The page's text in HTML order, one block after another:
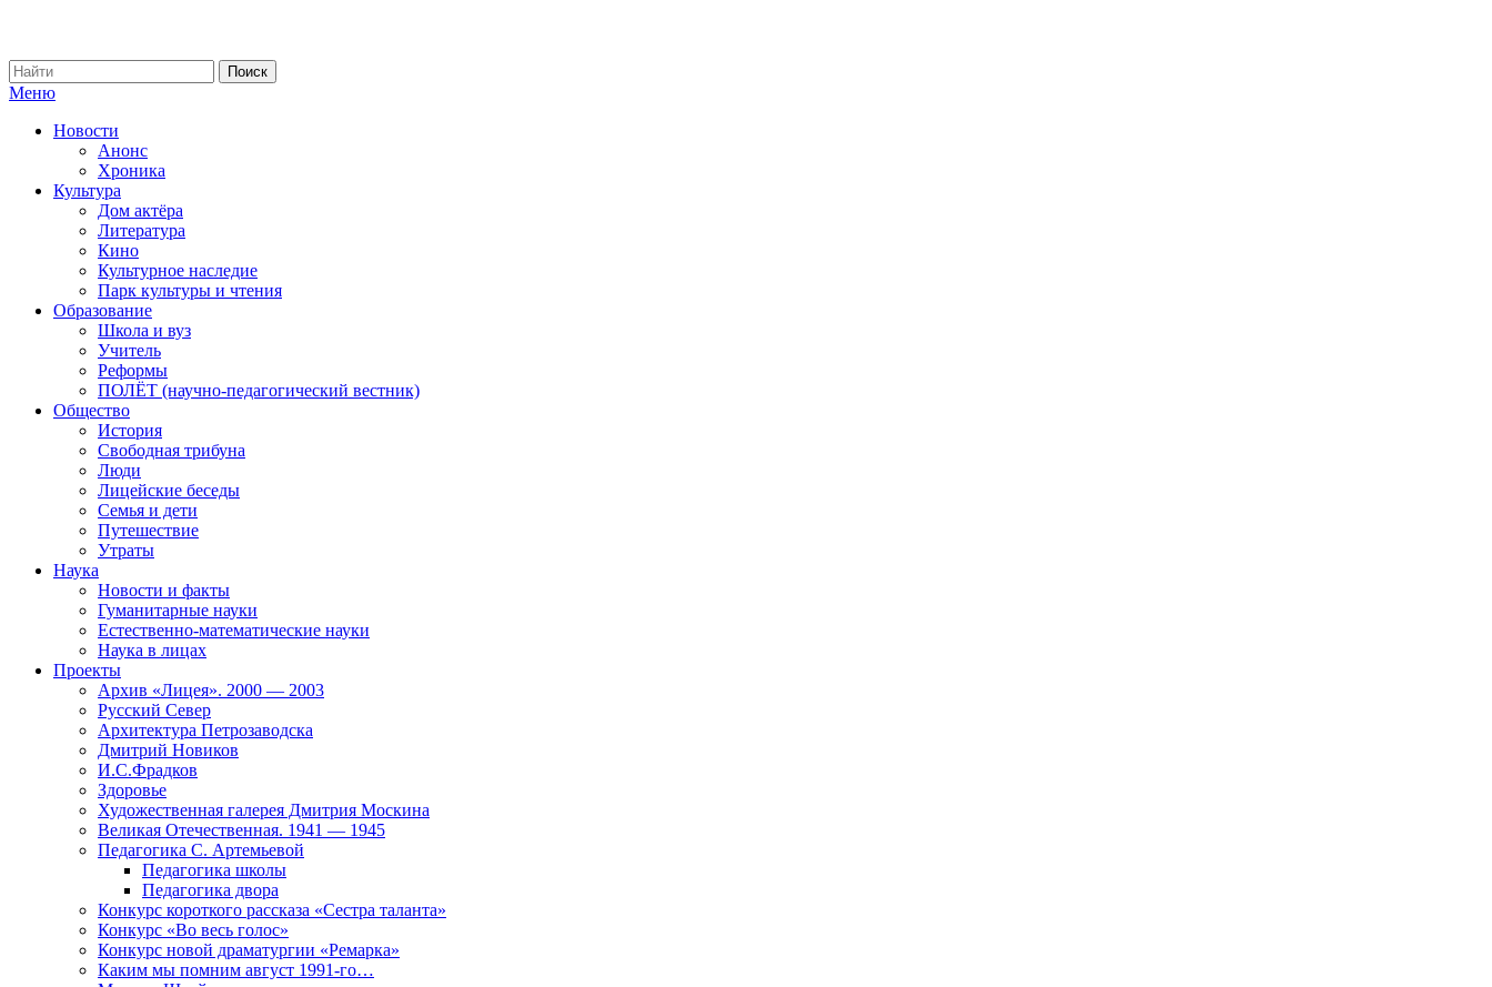
Меню
Новости
Анонс
Хроника
Культура
Дом актёра
Литература
Кино
Культурное наследие
Парк культуры и чтения
Образование
Школа и вуз
Учитель
Реформы
ПОЛЁТ (научно-педагогический вестник)
Общество
История
Свободная трибуна
Люди
Лицейские беседы
Семья и дети
Путешествие
Утраты
Наука
Новости и факты
Гуманитарные науки
Естественно-математические науки
Наука в лицах
Проекты
Архив «Лицея». 2000 — 2003
Русский Север
Архитектура Петрозаводска
Дмитрий Новиков
И.С.Фрадков
Здоровье
Художественная галерея Дмитрия Москина
Великая Отечественная. 1941 — 1945
Педагогика С. Артемьевой
Педагогика школы
Педагогика двора
Конкурс короткого рассказа «Сестра таланта»
Конкурс «Во весь голос»
Конкурс новой драматургии «Ремарка»
Каким мы помним август 1991-го…